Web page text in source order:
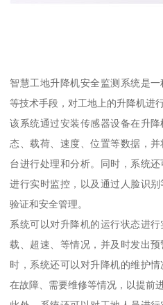
智慧工地升降机安全监测系统是
等技术手段，对工地上的升降机进
该系统通过安装传感器设备在升
态、载荷、速度、位置等数据，
台进行处理和分析。同时，系统
进行实时监控，以及通过人脸识
验证和安全管理。
系统可以对升降机的运行状态进
载、超速、等情况，并及时发出
时，系统还可以对升降机的维护
在故障、需要维修等情况，以提前